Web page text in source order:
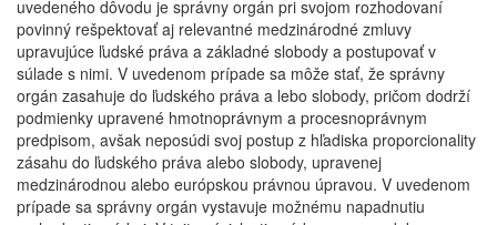
uvedeného dôvodu je správny orgán pri svojom rozhodovaní
povinný rešpektovať aj relevantné medzinárodné zmluvy
upravujúce ľudské práva a základné slobody a postupovať v
súlade s nimi. V uvedenom prípade sa môže stať, že správny
orgán zasahuje do ľudského práva a lebo slobody, pričom dodrží
podmienky upravené hmotnoprávnym a procesnoprávnym
predpisom, avšak neposúdi svoj postup z hľadiska proporcionality
zásahu do ľudského práva alebo slobody, upravenej
medzinárodnou alebo európskou právnou úpravou. V uvedenom
prípade sa správny orgán vystavuje možnému napadnutiu